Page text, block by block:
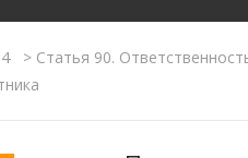
> Статья 90.